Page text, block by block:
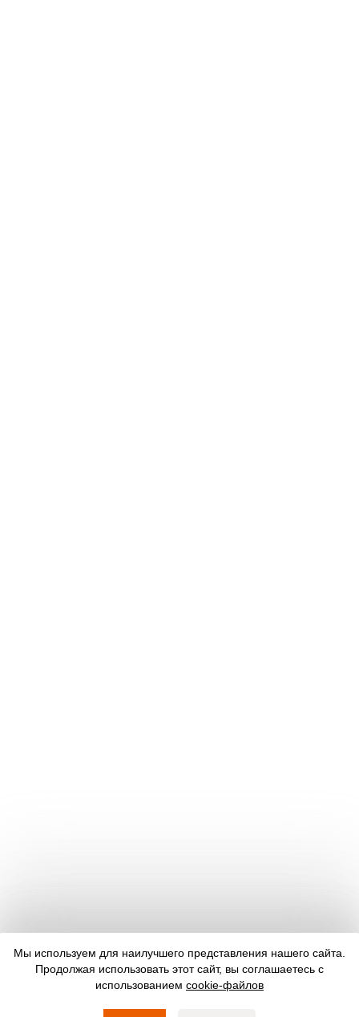
Мы используем для наилучшего представления нашего сайта.
Продолжая использовать этот сайт, вы соглашаетесь с
использованием cookie-файлов